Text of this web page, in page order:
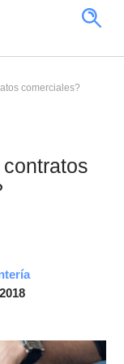
comerciales?